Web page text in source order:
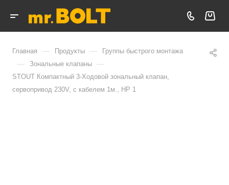
Главная — Продукты — Группы быстрого монтажа
— Зональные клапаны —
STOUT Компактный 3-Ходовой зональный клапан,
сервопривод 230V, с кабелем 1м., НР 1